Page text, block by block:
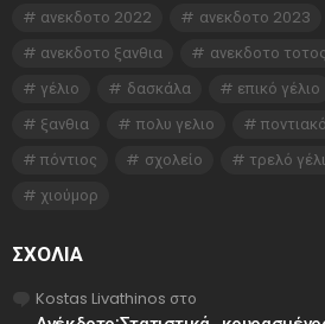
ανεκδοτο 2022
ανεκδοτο 2023
ανεκδοτο ξανθια
ανεκδοτο τοτος
γέλιο
δασκάλα επικό γέλιο
ξανθια
πολυ γελιο
πόντιος
σχολείο τρελό
χιούμορ
ΣΧΌΛΙΑ
Kostas Livathinos στο